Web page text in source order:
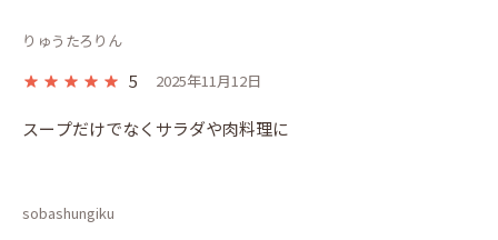
りゅうたろりん
5 2025年11月12日
スープだけでなくサラダや肉料理に
sobashungiku